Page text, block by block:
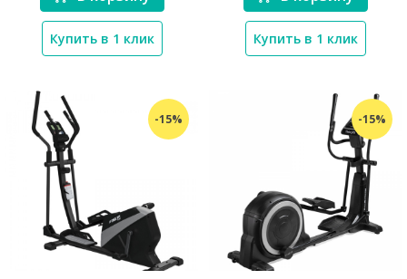
Купить в 1 клик Купить в 1 клик
-15% -15%